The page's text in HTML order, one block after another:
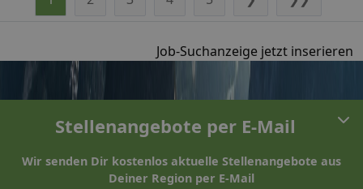
Job-Suchanzeige jetzt inserieren
Stellenangebote per E-Mail
Wir senden Dir kostenlos aktuelle Stellenangebote aus
Deiner Region per E-Mail